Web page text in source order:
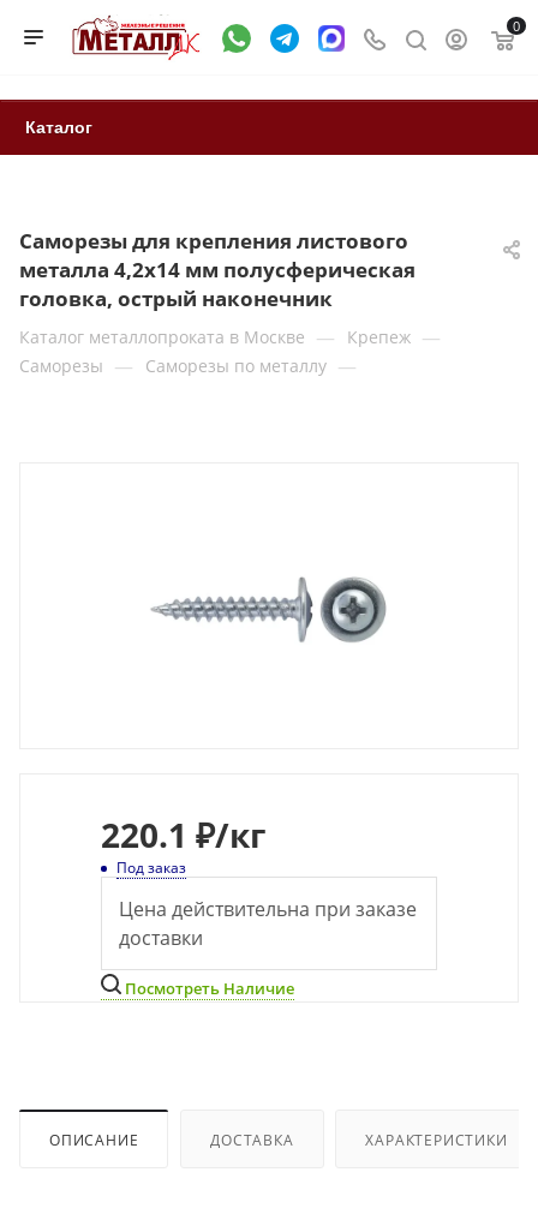
0
Каталог
Саморезы для крепления листового
металла 4,2x14 мм полусферическая
головка, острый наконечник
Каталог металлопроката в Москве — Крепеж —
Саморезы — Саморезы по металлу —
220.1 ₽/кг
Под заказ
Цена действительна при заказе
доставки
Посмотреть Наличие
ОПИСАНИЕ ДОСТАВКА ХАРАКТЕРИСТИКИ